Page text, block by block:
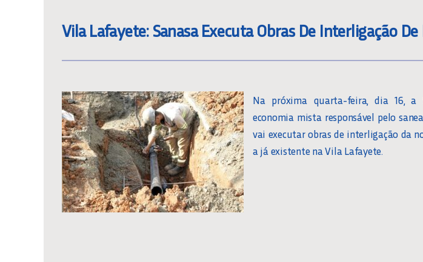
Vila Lafayete: Sanasa Executa Obras De Interligação De
Na próxima quarta-feira, dia 16, a
economia mista responsável pelo
vai executar obras de interligação da
a já existente na Vila Lafayete.